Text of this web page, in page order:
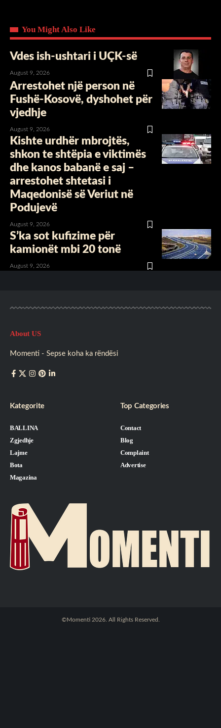
You Might Also Like
Vdes ish-ushtari i UÇK-së
August 9, 2026
Arrestohet një person në
Fushë-Kosovë, dyshohet për
vjedhje
August 9, 2026
Kishte urdhër mbrojtës,
shkon te shtëpia e viktimës
dhe kanos babanë e saj –
arrestohet shtetasi i
Maqedonisë së Veriut në
Podujevë
August 9, 2026
S’ka sot kufizime për
kamionët mbi 20 tonë
August 9, 2026
About US
Momenti - Sepse koha ka rëndësi
Kategorite
BALLINA
Zgjedhje
Lajme
Bota
Magazina
Top Categories
Contact
Blog
Complaint
Advertise
©Momenti 2026. All Rights Reserved.